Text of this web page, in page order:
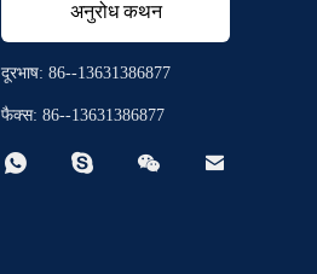
अनुरोध कथन
दूरभाष: 86--13631386877
फैक्स: 86--13631386877
   